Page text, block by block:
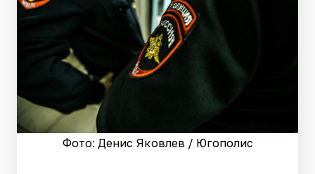
Фото: Денис Яковлев / Югополис